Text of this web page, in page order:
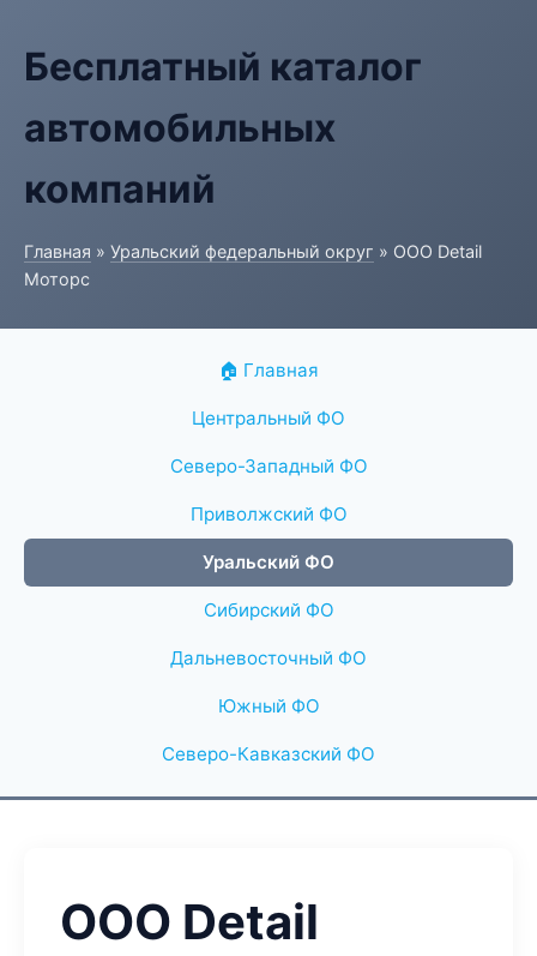
Бесплатный каталог
автомобильных
компаний
Главная » Уральский федеральный округ » ООО Detail
Моторс
🏠 Главная
Центральный ФО
Северо-Западный ФО
Приволжский ФО
Уральский ФО
Сибирский ФО
Дальневосточный ФО
Южный ФО
Северо-Кавказский ФО
ООО Detail